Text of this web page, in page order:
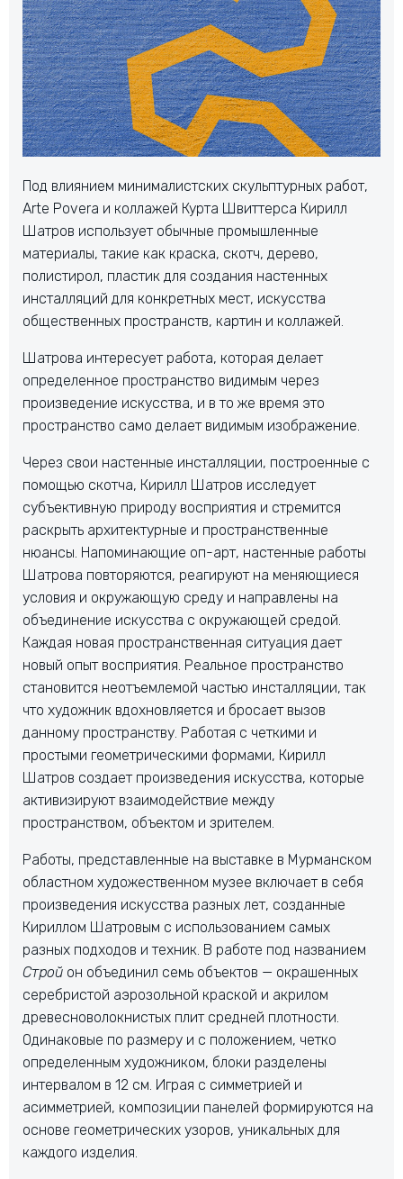
Под влиянием минималистских скульптурных работ,
Arte Povera и коллажей Курта Швиттерса Кирилл
Шатров использует обычные промышленные
материалы, такие как краска, скотч, дерево,
полистирол, пластик для создания настенных
инсталляций для конкретных мест, искусства
общественных пространств, картин и коллажей.
Шатрова интересует работа, которая делает
определенное пространство видимым через
произведение искусства, и в то же время это
пространство само делает видимым изображение.
Через свои настенные инсталляции, построенные с
помощью скотча, Кирилл Шатров исследует
субъективную природу восприятия и стремится
раскрыть архитектурные и пространственные
нюансы. Напоминающие оп-арт, настенные работы
Шатрова повторяются, реагируют на меняющиеся
условия и окружающую среду и направлены на
объединение искусства с окружающей средой.
Каждая новая пространственная ситуация дает
новый опыт восприятия. Реальное пространство
становится неотъемлемой частью инсталляции, так
что художник вдохновляется и бросает вызов
данному пространству. Работая с четкими и
простыми геометрическими формами, Кирилл
Шатров создает произведения искусства, которые
активизируют взаимодействие между
пространством, объектом и зрителем.
Работы, представленные на выставке в Мурманском
областном художественном музее включает в себя
произведения искусства разных лет, созданные
Кириллом Шатровым с использованием самых
разных подходов и техник. В работе под названием
Строй он объединил семь объектов — окрашенных
серебристой аэрозольной краской и акрилом
древесноволокнистых плит средней плотности.
Одинаковые по размеру и с положением, четко
определенным художником, блоки разделены
интервалом в 12 см. Играя с симметрией и
асимметрией, композиции панелей формируются на
основе геометрических узоров, уникальных для
каждого изделия.